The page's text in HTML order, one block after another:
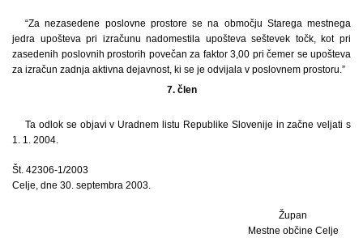
“Za nezasedene poslovne prostore se na območju Starega mestnega
jedra upošteva pri izračunu nadomestila upošteva seštevek točk, kot pri
zasedenih poslovnih prostorih povečan za faktor 3,00 pri čemer se upošteva
za izračun zadnja aktivna dejavnost, ki se je odvijala v poslovnem prostoru.”
7. člen
Ta odlok se objavi v Uradnem listu Republike Slovenije in začne veljati s
1. 1. 2004.
Št. 42306-1/2003
Celje, dne 30. septembra 2003.
Župan
Mestne občine Celje